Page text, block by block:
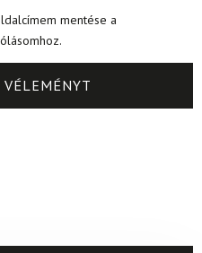
mentése a